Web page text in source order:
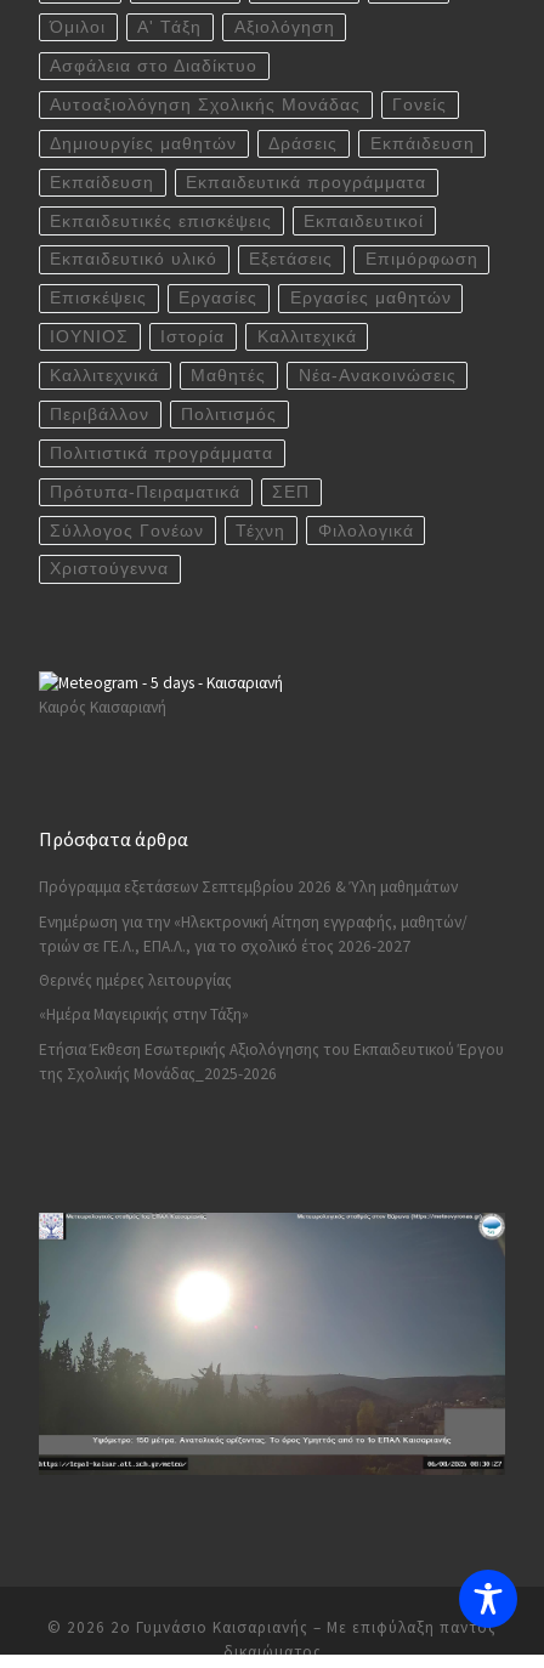
Όμιλοι Α' Τάξη Αξιολόγηση
Ασφάλεια στο Διαδίκτυο
Αυτοαξιολόγηση Σχολικής Μονάδας Γονείς
Δημιουργίες μαθητών Δράσεις Εκπάιδευση
Εκπαίδευση Εκπαιδευτικά προγράμματα
Εκπαιδευτικές επισκέψεις Εκπαιδευτικοί
Εκπαιδευτικό υλικό Εξετάσεις Επιμόρφωση
Επισκέψεις Εργασίες Εργασίες μαθητών
ΙΟΥΝΙΟΣ Ιστορία Καλλιτεχικά
Καλλιτεχνικά Μαθητές Νέα-Ανακοινώσεις
Περιβάλλον Πολιτισμός
Πολιτιστικά προγράμματα
Πρότυπα-Πειραματικά ΣΕΠ
Σύλλογος Γονέων Τέχνη Φιλολογικά
Χριστούγεννα
Καιρός Καισαριανή
Πρόσφατα άρθρα
Πρόγραμμα εξετάσεων Σεπτεμβρίου 2026 & Ύλη μαθημάτων
Ενημέρωση για την «Ηλεκτρονική Αίτηση εγγραφής, μαθητών/
τριών σε ΓΕ.Λ., ΕΠΑ.Λ., για το σχολικό έτος 2026-2027
Θερινές ημέρες λειτουργίας
«Ημέρα Μαγειρικής στην Τάξη»
Ετήσια Έκθεση Εσωτερικής Αξιολόγησης του Εκπαιδευτικού Έργου
της Σχολικής Μονάδας_2025-2026
© 2026 2ο Γυμνάσιο Καισαριανής – Με επιφύλαξη παντός
δικαιώματος